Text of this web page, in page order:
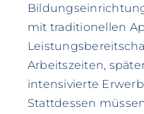
mit traditionellen
Arbeitszeiten,
intensivierte
Stattdessen